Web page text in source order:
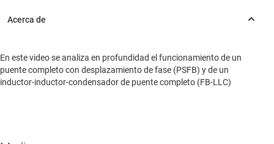
En este video se analiza en profundidad el funcionamiento de un
puente completo con desplazamiento de fase (PSFB) y de un
inductor-inductor-condensador de puente completo (FB-LLC)